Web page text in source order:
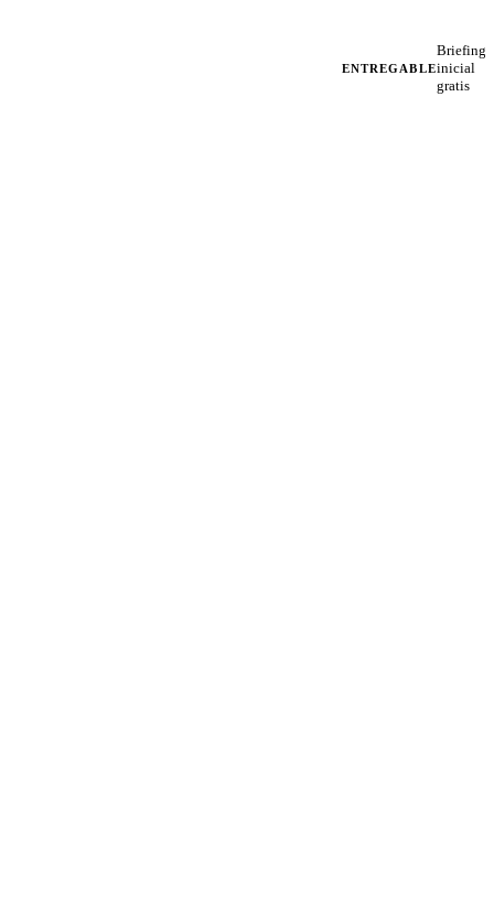
ENTREGABLE
Briefing
inicial
gratis